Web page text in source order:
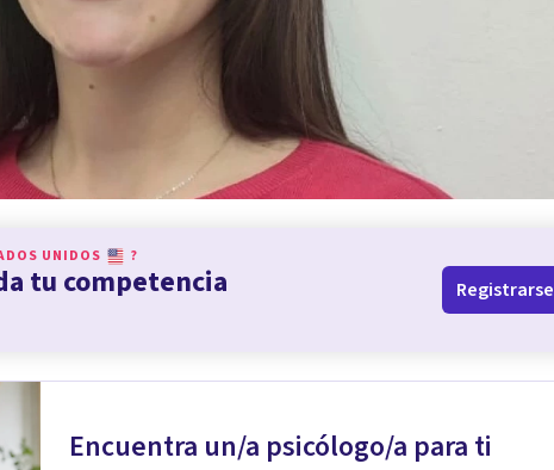
UNIDOS ?
tu competencia
Registrarse
Encuentra un/a psicólogo/a para ti